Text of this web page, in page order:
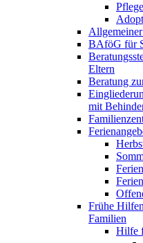
BAföG für
Eltern
Beratung
mit
Frühe
Familien
Hilfe